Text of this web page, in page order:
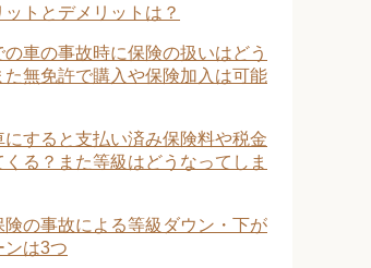
ットとデメリットは？
の車の事故時に保険の扱いはどう
た無免許で購入や保険加入は可能
にすると支払い済み保険料や税金
くる？また等級はどうなってしま
険の事故による等級ダウン・下が
ンは3つ